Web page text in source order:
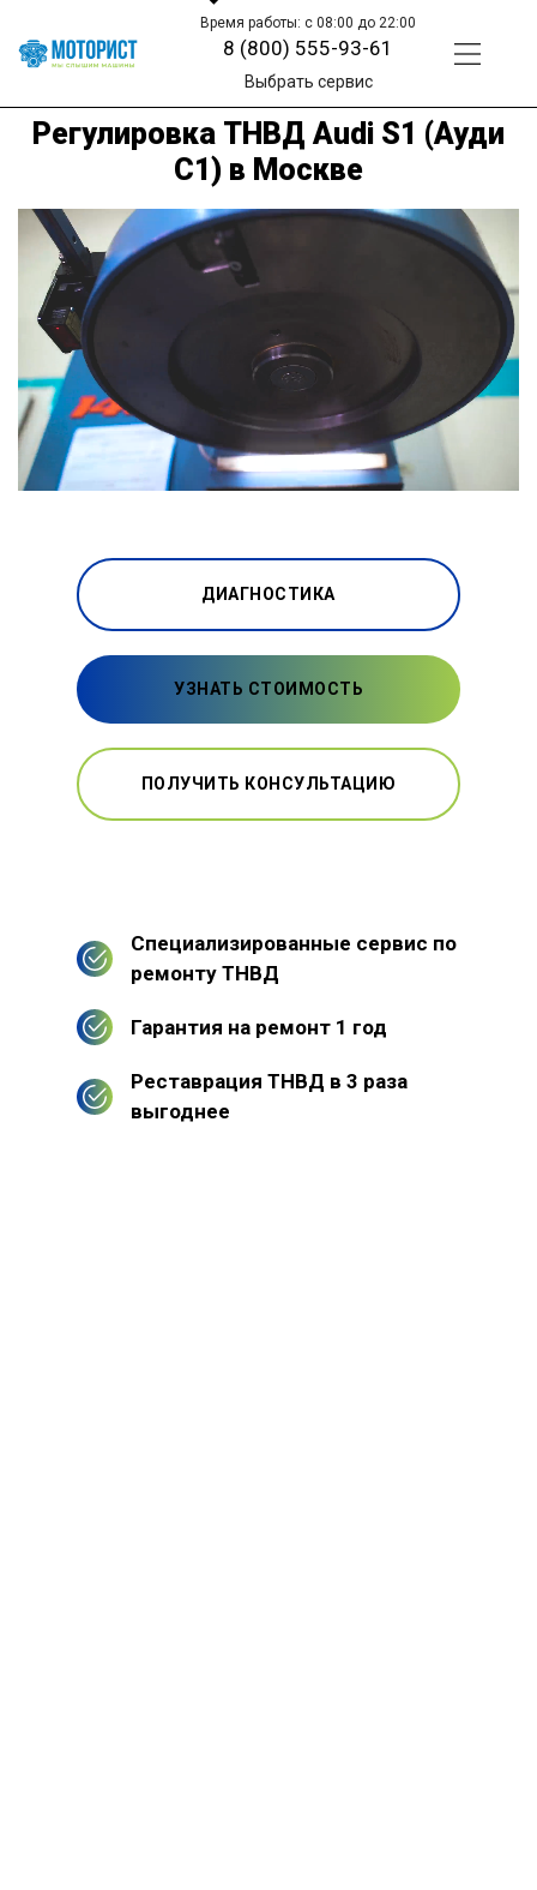
Время работы: с 08:00 до 22:00
8 (800) 555-93-61
Выбрать сервис
Регулировка ТНВД Audi S1 (Ауди
С1) в Москве
ДИАГНОСТИКА
УЗНАТЬ СТОИМОСТЬ
ПОЛУЧИТЬ КОНСУЛЬТАЦИЮ
Специализированные сервис по
ремонту ТНВД
Гарантия на ремонт 1 год
Реставрация ТНВД в 3 раза
выгоднее